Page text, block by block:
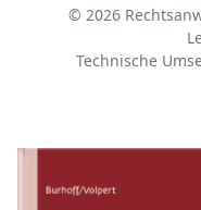
© 2026
Technische